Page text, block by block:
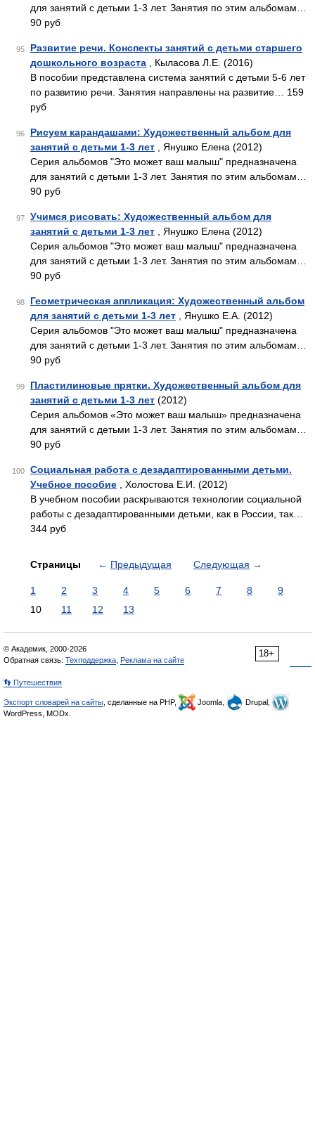
для занятий с детьми 1-3 лет. Занятия по этим альбомам…
90 руб
95
Развитие речи. Конспекты занятий с детьми старшего
дошкольного возраста , Кыласова Л.Е. (2016)
В пособии представлена система занятий с детьми 5-6 лет
по развитию речи. Занятия направлены на развитие… 159
руб
96
Рисуем карандашами: Художественный альбом для
занятий с детьми 1-3 лет , Янушко Елена (2012)
Серия альбомов "Это может ваш малыш" предназначена
для занятий с детьми 1-3 лет. Занятия по этим альбомам…
90 руб
97
Учимся рисовать: Художественный альбом для
занятий с детьми 1-3 лет , Янушко Елена (2012)
Серия альбомов "Это может ваш малыш" предназначена
для занятий с детьми 1-3 лет. Занятия по этим альбомам…
90 руб
98
Геометрическая аппликация: Художественный альбом
для занятий с детьми 1-3 лет , Янушко Е.А. (2012)
Серия альбомов "Это может ваш малыш" предназначена
для занятий с детьми 1-3 лет. Занятия по этим альбомам…
90 руб
99
Пластилиновые прятки. Художественный альбом для
занятий с детьми 1-3 лет (2012)
Серия альбомов «Это может ваш малыш» предназначена
для занятий с детьми 1-3 лет. Занятия по этим альбомам…
90 руб
100
Социальная работа с дезадаптированными детьми.
Учебное пособие , Холостова Е.И. (2012)
В учебном пособии раскрываются технологии социальной
работы с дезадаптированными детьми, как в России, так…
344 руб
Страницы ← Предыдущая Следующая →
1 2 3 4 5 6 7 8
9
10
11 12 13
18+
© Академик, 2000-2026
Обратная связь: Техподдержка Реклама на сайте
👣 Путешествия
Экспорт словарей на сайты , сделанные на PHP, Joomla,
Drupal,
WordPress, MODx.